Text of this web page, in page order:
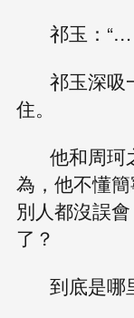
祁玉：
祁玉深吸
住。
他和周珂
為，他不懂
別人都沒誤
了？
到底是哪